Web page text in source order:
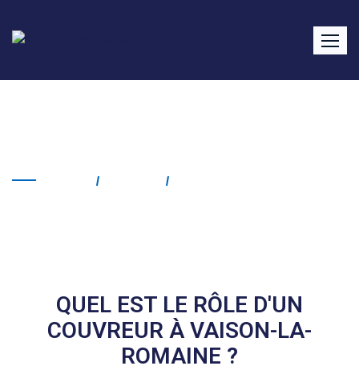
QUEL EST LE RÔLE D'UN
COUVREUR À VAISON-LA-
ROMAINE ?